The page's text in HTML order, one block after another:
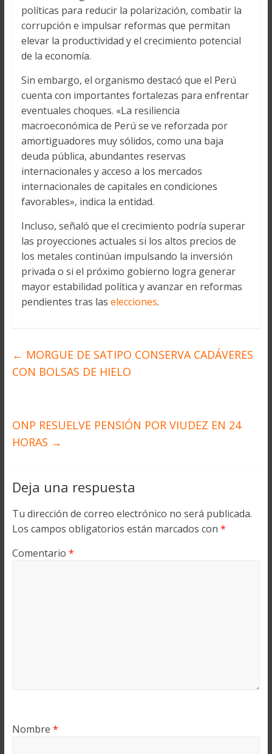
políticas para reducir la polarización, combatir la
corrupción e impulsar reformas que permitan
elevar la productividad y el crecimiento potencial
de la economía.
Sin embargo, el organismo destacó que el Perú
cuenta con importantes fortalezas para enfrentar
eventuales choques. «La resiliencia
macroeconómica de Perú se ve reforzada por
amortiguadores muy sólidos, como una baja
deuda pública, abundantes reservas
internacionales y acceso a los mercados
internacionales de capitales en condiciones
favorables», indica la entidad.
Incluso, señaló que el crecimiento podría superar
las proyecciones actuales si los altos precios de
los metales continúan impulsando la inversión
privada o si el próximo gobierno logra generar
mayor estabilidad política y avanzar en reformas
pendientes tras las elecciones.
← MORGUE DE SATIPO CONSERVA CADÁVERES
CON BOLSAS DE HIELO
ONP RESUELVE PENSIÓN POR VIUDEZ EN 24
HORAS →
Deja una respuesta
Tu dirección de correo electrónico no será publicada.
Los campos obligatorios están marcados con *
Comentario *
Nombre *